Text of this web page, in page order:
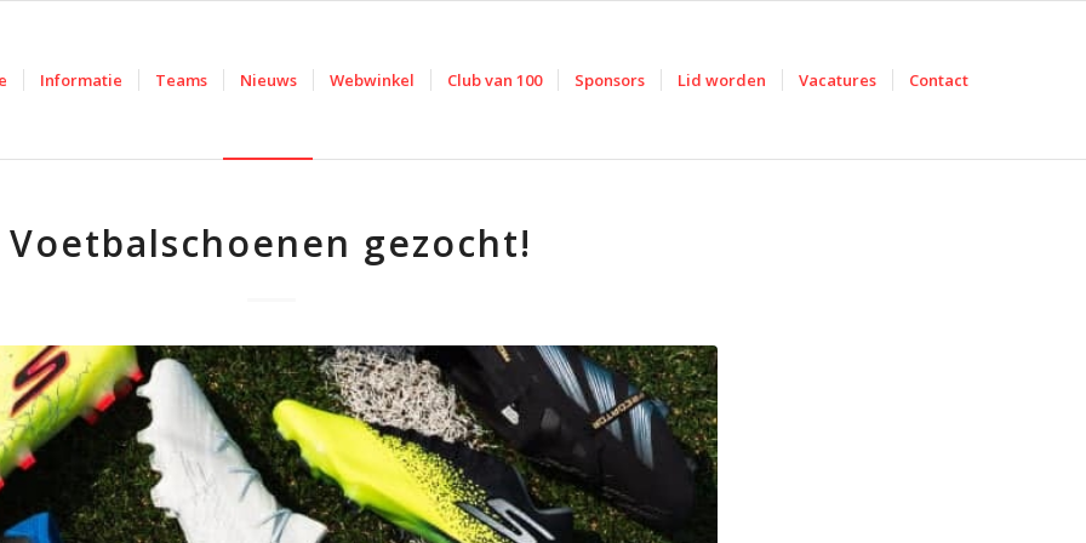
Informatie Teams Nieuws Webwinkel Club van 100 Sponsors Lid worden Vacatures Contact
Voetbalschoenen gezocht!